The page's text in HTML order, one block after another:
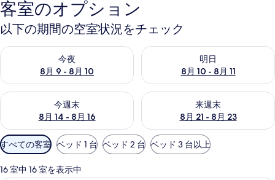
客室のオプション
以下の期間の空室状況をチェック
今夜
8月 9 - 8月 10
今夜 8月 9 - 8月 10 の空室状況をチェック
明日
8月 10 - 8月 11
明日 8月 10 - 8月 11 の空室状
今週末
8月 14 - 8月 16
今週末 8月 14 - 8月 16 の空室状況をチェック
来週末
8月 21 - 8月 23
来週末 8月 21 - 8月 23 の空室
利
用
可
すべての客室 ベッド 1 台 ベッド 2 台 ベッド 3 台以上
16 室中 16 室を表示中